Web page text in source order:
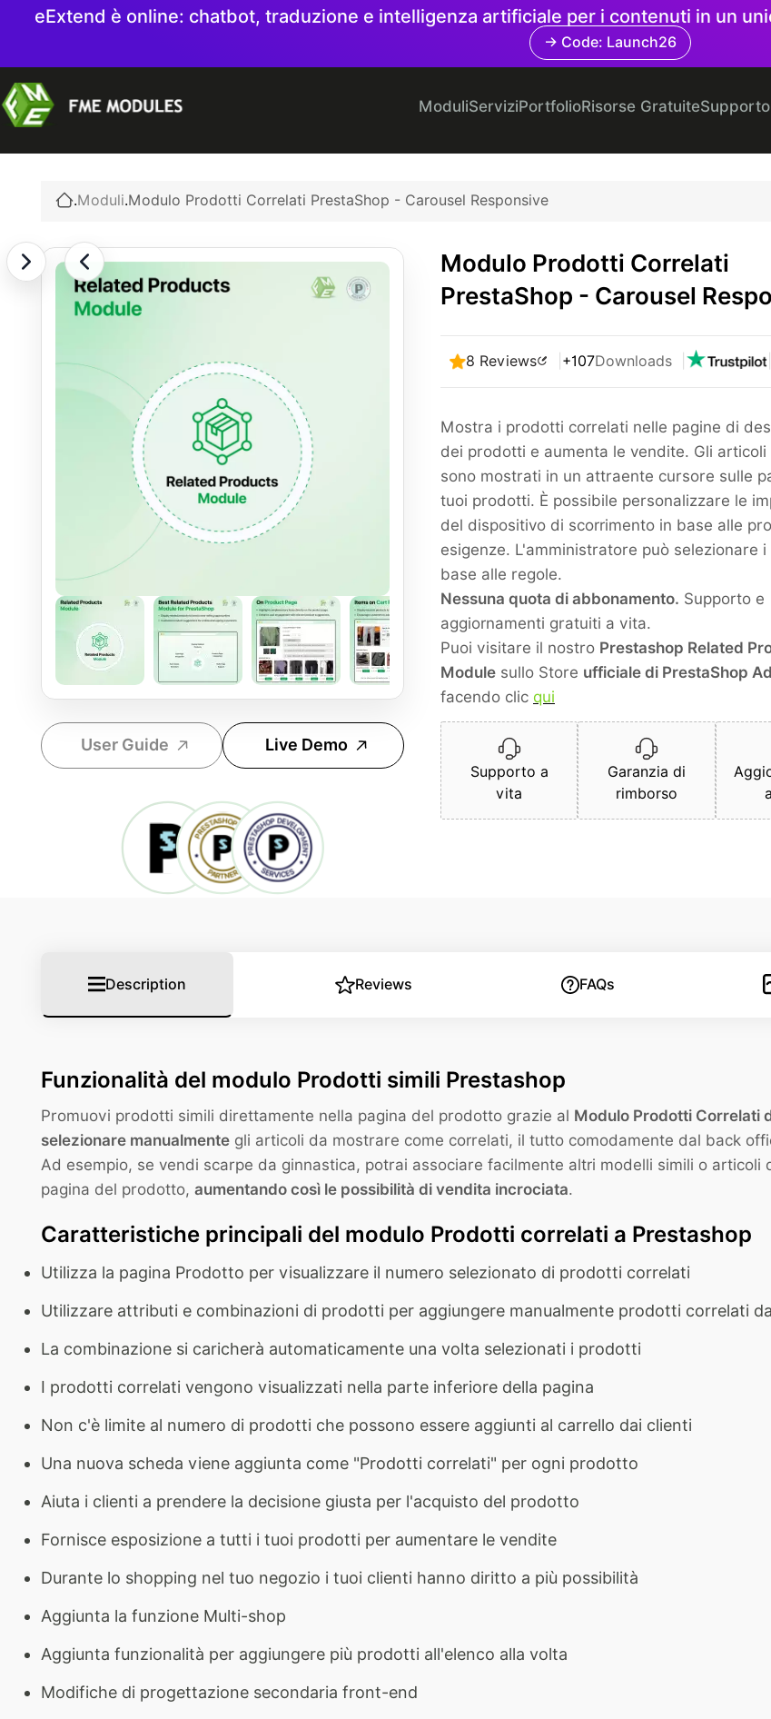
eExtend è online: chatbot, traduzione e intelligenza artificiale per i contenuti in un
→ Code: Launch26
ModuliServiziPortfolioRisorse GratuiteSupporto
.Moduli.Modulo Prodotti Correlati PrestaShop - Carousel Responsive
User Guide Live Demo
Modulo Prodotti Correlati
PrestaShop - Carousel
8 Reviews +107Downloads |
Mostra i prodotti correlati nelle pagine di
dei prodotti e aumenta le vendite. Gli articoli
sono mostrati in un attraente cursore sulle
tuoi prodotti. È possibile personalizzare le
del dispositivo di scorrimento in base alle
esigenze. L'amministratore può selezionare
base alle regole.
Nessuna quota di abbonamento. Supporto e
aggiornamenti gratuiti a vita.
Puoi visitare il nostro Prestashop Related
Module sullo Store ufficiale di PrestaShop
facendo clic qui
Supporto a
vita
Garanzia di
rimborso
Description Reviews FAQs
Funzionalità del modulo Prodotti simili Prestashop
Promuovi prodotti simili direttamente nella pagina del prodotto grazie al Modulo Prodotti Correlati
selezionare manualmente gli articoli da mostrare come correlati, il tutto comodamente dal back
Ad esempio, se vendi scarpe da ginnastica, potrai associare facilmente altri modelli simili o
pagina del prodotto, aumentando così le possibilità di vendita incrociata.
Caratteristiche principali del modulo Prodotti correlati a Prestashop
Utilizza la pagina Prodotto per visualizzare il numero selezionato di prodotti correlati
Utilizzare attributi e combinazioni di prodotti per aggiungere manualmente prodotti correlati
La combinazione si caricherà automaticamente una volta selezionati i prodotti
I prodotti correlati vengono visualizzati nella parte inferiore della pagina
Non c'è limite al numero di prodotti che possono essere aggiunti al carrello dai clienti
Una nuova scheda viene aggiunta come "Prodotti correlati" per ogni prodotto
Aiuta i clienti a prendere la decisione giusta per l'acquisto del prodotto
Fornisce esposizione a tutti i tuoi prodotti per aumentare le vendite
Durante lo shopping nel tuo negozio i tuoi clienti hanno diritto a più possibilità
Aggiunta la funzione Multi-shop
Aggiunta funzionalità per aggiungere più prodotti all'elenco alla volta
Modifiche di progettazione secondaria front-end